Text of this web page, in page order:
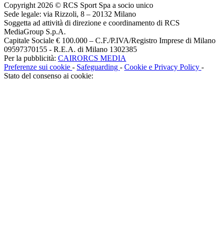
Copyright 2026 © RCS Sport Spa a socio unico
Sede legale: via Rizzoli, 8 – 20132 Milano
Soggetta ad attività di direzione e coordinamento di RCS
MediaGroup S.p.A.
Capitale Sociale € 100.000 – C.F./P.IVA/Registro Imprese di Milano
09597370155 - R.E.A. di Milano 1302385
Per la pubblicità: CAIRORCS MEDIA
Preferenze sui cookie - Safeguarding - Cookie e Privacy Policy -
Stato del consenso ai cookie: